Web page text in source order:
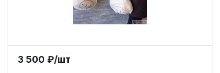
3 500 ₽/шт